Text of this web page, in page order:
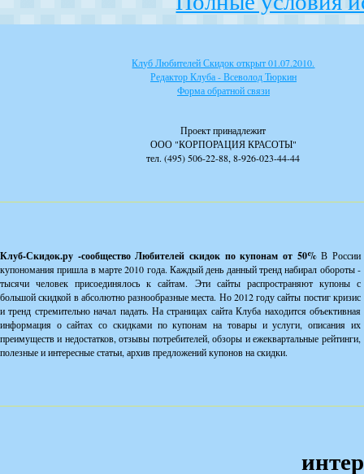
Клуб Любителей Скидок открыт 01.07.2010.
Редактор Клуба - Всеволод Тюркин
Форма обратной связи
Проект принадлежит
ООО "КОРПОРАЦИЯ КРАСОТЫ"
тел. (495) 506-22-88, 8-926-023-44-44
Клуб-Скидок.ру -сообщество Любителей скидок по купонам от 50%В России
купономания пришла в марте 2010 года. Каждый день данный тренд набирал обороты -
тысячи человек присоединялось к сайтам. Эти сайты распространяют купоны с
большой скидкой в абсолютно разнообразные места. Но 2012 году сайты постиг кризис
и тренд стремительно начал падать. На страницах сайта Клуба находится объективная
информация о сайтах со скидками по купонам на товары и услуги, описания их
преимуществ и недостатков, отзывы потребителей, обзоры и ежеквартальные рейтинги,
полезные и интересные статьи, архив предложений купонов на скидки.